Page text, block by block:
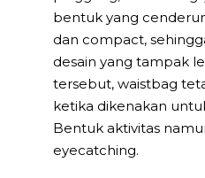
bentuk yang
dan compact,
desain yang tampak
tersebut, waistbag
ketika dikenakan
Bentuk aktivitas
eyecatching.